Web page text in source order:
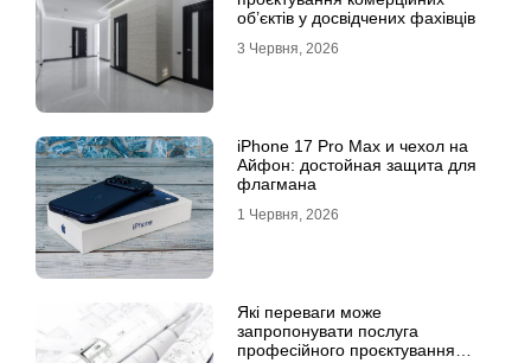
об’єктів у досвідчених фахівців
3 Червня, 2026
iPhone 17 Pro Max и чехол на
Айфон: достойная защита для
флагмана
1 Червня, 2026
Які переваги може
запропонувати послуга
професійного проєктування